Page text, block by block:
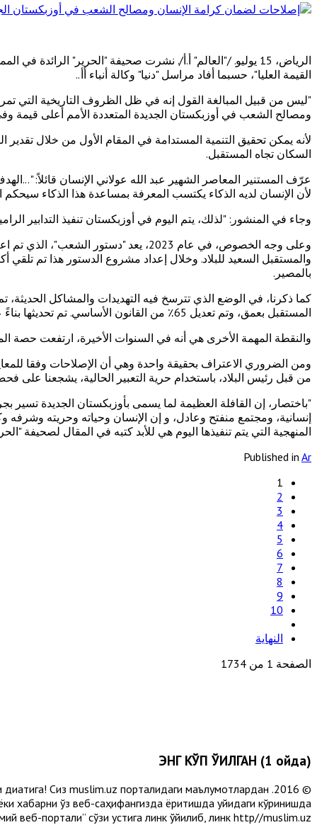
الرياض، 15 يوليو. /"العالم" أ.أ/. نشرت صحيفة "الحرير"
القيمة العليا"، حسبما أفاد مراسل "دنيا" وكالة أنباء أأ..
"ليس من قبيل المبالغة القول إنه في ظل الظروف التاريخية التي
ومصالح الشعب في أوزبكستان الجديدة المتعددة الأمم أعلى قيمة
لأنه يمكن تحقيق التنمية المستدامة في المقام الأول من خلال
السكان تجاه المستقبل.
عرّف المستنير المعاصر الشهير عبد الله عولاني الإنسان قائلاً:
لأن الإنسان لديه الذكاء يكتسب المعرفة بمساعدة هذا الذكاء سيحكم
وجاء في المنشور: "لذلك، يتم اليوم في أوزبكستان تنفيذ
وعلى وجه الخصوص، في عام 2023، يعد
بالمصير.
كما ذكرنا، في الوضع الذي تترسخ فيه التهديدات والمشاكل
المستقبل بعمق، وتم تعديل 65٪ من القانون الأساسي. تم تحديثها بناءً على اقتراحات الناس واستناداً إلى القيم الوطنية والعالمية والفرص الحديثة، فقد تم إدخال معايير جديدة.
والنقطة المهمة الأخرى هي أنه في السنوات الأخيرة، ارتفعت حصة المرأة في
ومن الضروري الاعتراف بحقيقة واحدة وهي أن الإصلاحات وفقا
من قبل رئيس البلاد، باستخدام حرية التعبير الحالية، يشجعنا
"باختصار، إن القافلة العظيمة لما يسمى بأوزبكستان الجديدة تسير
إنسانية، ومجتمع منفتح وعادل، و إن الإنسان وحياته وحريته وشرفه
المنهجية التي يتم تنفيذها اليوم هي للأبد كتبه في المقال لصحيفة
Published in Ar
1
2
3
4
5
6
7
8
9
10
النهاية
الصفحة 1 من 1734
ЭНГ КЎП ЎҚИЛГАН (1 ойда)
диққатига! Сиз muslim.uz порталидаги маълумотлардан
хабарни ўз веб-саҳифангизда ёритишда қуйидаги кўринишда
веб-портали” сўзи устига линк қўйилиб, линк http//muslim.uz